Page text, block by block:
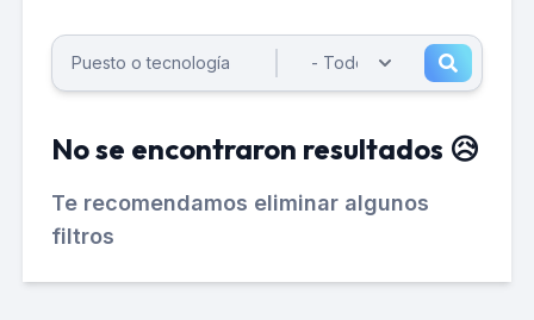
No se encontraron resultados 😥
Te recomendamos eliminar algunos
filtros